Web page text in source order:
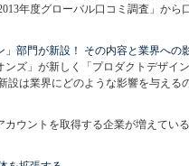
年度グローバル口コミ調査」から
部門が新設！ その内容と業界への
ズ」が新しく「プロダクトデザイ
は業界にどのような影響を与える
ウントを取得する企業が増えてい